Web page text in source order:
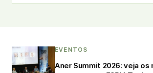
EVENTOS
Aner Summit 2026: veja os